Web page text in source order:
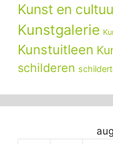
Kunst en
Kunstgalerie
Kunstuitleen
schilderen